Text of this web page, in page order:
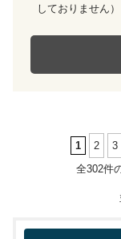
しておりません）
1 2 3
全302件